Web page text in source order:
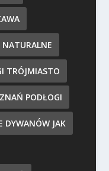
NATURALNE
TRÓJMIASTO
PODŁOGI
DYWANÓW JAK